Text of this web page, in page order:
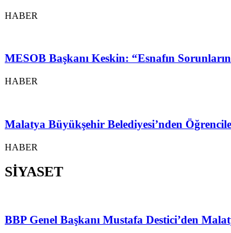
HABER
MESOB Başkanı Keskin: “Esnafın
HABER
Malatya Büyükşehir Belediyesi’nden
HABER
SİYASET
BBP Genel Başkanı Mustafa Destici’den